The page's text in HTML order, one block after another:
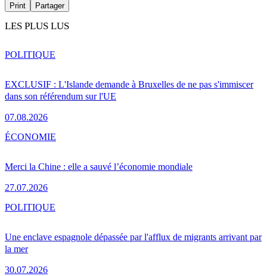
Print Partager
LES PLUS LUS
EXCLUSIF : L'Islande demande à Bruxelles de ne pas s'immiscer
dans son référendum sur l'UE
07.08.2026
POLITIQUE
Merci la Chine : elle a sauvé l’économie mondiale
27.07.2026
ÉCONOMIE
Une enclave espagnole dépassée par l'afflux de migrants arrivant par
la mer
30.07.2026
POLITIQUE